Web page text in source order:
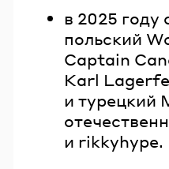
в 2025 году
польский
Captain
Karl
и турецкий
и rikkyhype.